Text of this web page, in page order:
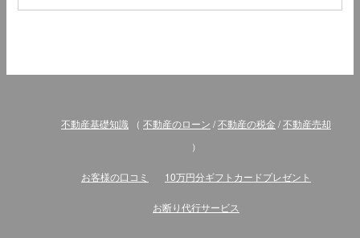
不動産基礎知識 （ 不動産のローン /不動産の税金 /不動産売却
）
お客様の口コミ 10万円分ギフトカードプレゼント
お断り代行サービス